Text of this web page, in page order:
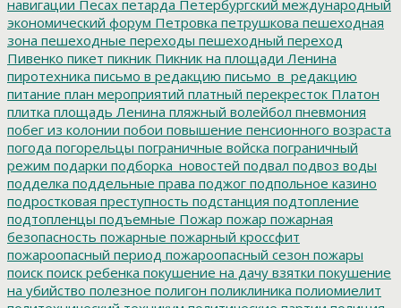
навигации Песах петарда Петербургский международный
экономический форум Петровка петрушкова пешеходная
зона пешеходные переходы пешеходный переход
Пивенко пикет пикник Пикник на площади Ленина
пиротехника письмо в редакцию письмо_в_редакцию
питание план мероприятий платный перекресток Платон
плитка площадь Ленина пляжный волейбол пневмония
побег из колонии побои повышение пенсионного возраста
погода погорельцы пограничные войска пограничный
режим подарки подборка_новостей подвал подвоз воды
подделка поддельные права поджог подпольное казино
подростковая преступность подстанция подтопление
подтопленцы подъемные Пожар пожар пожарная
безопасность пожарные пожарный кроссфит
пожароопасный период пожароопасный сезон пожары
поиск поиск ребенка покушение на дачу взятки покушение
на убийство полезное полигон поликлиника полиомиелит